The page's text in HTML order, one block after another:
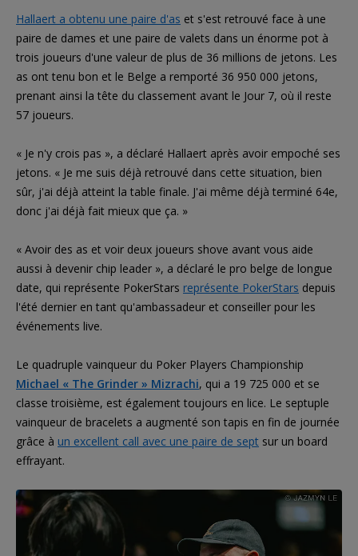
Hallaert a obtenu une paire d'as et s'est retrouvé face à une
paire de dames et une paire de valets dans un énorme pot à
trois joueurs d'une valeur de plus de 36 millions de jetons. Les
as ont tenu bon et le Belge a remporté 36 950 000 jetons,
prenant ainsi la tête du classement avant le Jour 7, où il reste
57 joueurs.
« Je n'y crois pas », a déclaré Hallaert après avoir empoché ses
jetons. « Je me suis déjà retrouvé dans cette situation, bien
sûr, j'ai déjà atteint la table finale. J'ai même déjà terminé 64e,
donc j'ai déjà fait mieux que ça. »
« Avoir des as et voir deux joueurs shove avant vous aide
aussi à devenir chip leader », a déclaré le pro belge de longue
date, qui représente PokerStars représente PokerStars depuis
l'été dernier en tant qu'ambassadeur et conseiller pour les
événements live.
Le quadruple vainqueur du Poker Players Championship
Michael « The Grinder » Mizrachi, qui a 19 725 000 et se
classe troisième, est également toujours en lice. Le septuple
vainqueur de bracelets a augmenté son tapis en fin de journée
grâce à un excellent call avec une paire de sept sur un board
effrayant.